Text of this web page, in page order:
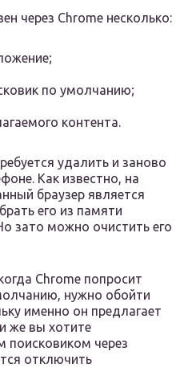
через Chrome несколько:
по умолчанию;
контента.
удалить и заново
Как известно, на
браузер является
его из памяти
зато можно очистить его
Chrome попросит
нужно обойти
именно он предлагает
же вы хотите
поисковиком через
отключить